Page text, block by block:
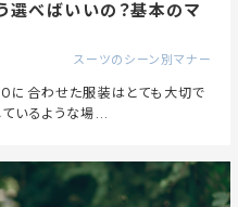
選べばいいの？基本のマ
スーツのシーン別マナー
に合わせた服装はとても大切で
いるような場...